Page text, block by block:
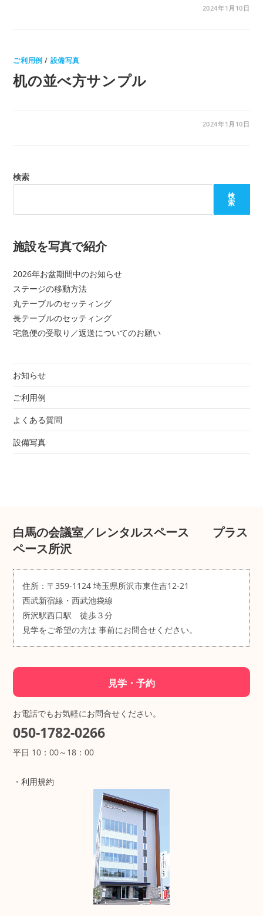
2024年1月10日
ご利用例 / 設備写真
机の並べ方サンプル
2024年1月10日
検索
検
索
施設を写真で紹介
2026年お盆期間中のお知らせ
ステージの移動方法
丸テーブルのセッティング
長テーブルのセッティング
宅急便の受取り／返送についてのお願い
お知らせ
ご利用例
よくある質問
設備写真
白馬の会議室／レンタルスペース プラス
ペース所沢
住所：〒359-1124 埼玉県所沢市東住吉12-21
西武新宿線・西武池袋線
所沢駅西口駅 徒歩３分
見学をご希望の方は 事前にお問合せください。
見学・予約
お電話でもお気軽にお問合せください。
050-1782-0266
平日 10：00～18：00
・利用規約